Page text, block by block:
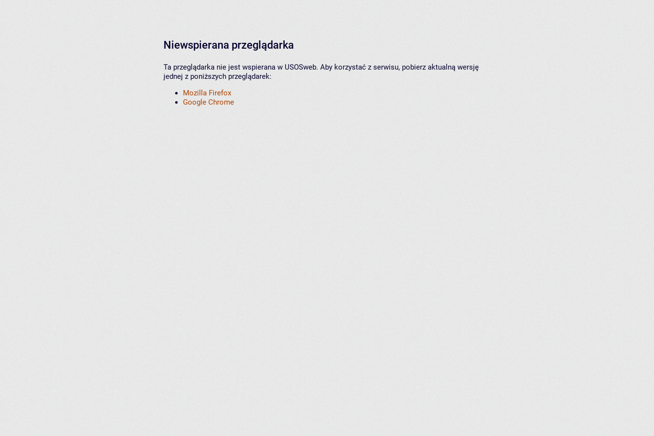
Niewspierana przeglądarka
Ta przeglądarka nie jest wspierana w USOSweb. Aby korzystać z serwisu, pobierz aktualną wersję
jednej z poniższych przeglądarek:
Mozilla Firefox
Google Chrome